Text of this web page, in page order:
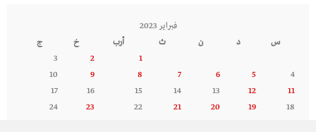
فبراير 2023
س
د ن ث أرب خ
ج
1
2
3
4
5
6
7
8
9
10
11
12
13
14
15
16
17
18
19
20
21
22
23
24